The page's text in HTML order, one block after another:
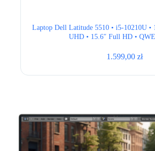
Laptop Dell Latitude 5510 • i5-10210U •
UHD • 15.6″ Full HD •
1.599,00 zł